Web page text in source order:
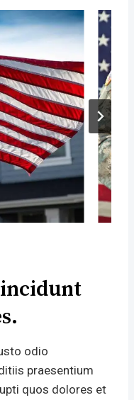
odio
praesentium
quos dolores et